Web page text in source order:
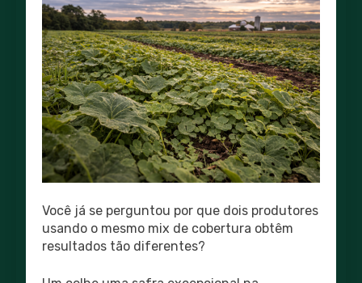
Você já se perguntou por que dois produtores
usando o mesmo mix de cobertura obtêm
resultados tão diferentes?